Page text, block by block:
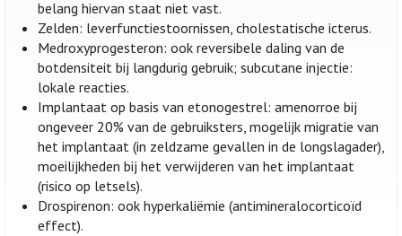
belang hiervan staat niet vast.
Zelden: leverfunctiestoornissen, cholestatische icterus.
Medroxyprogesteron: ook reversibele daling van de
botdensiteit bij langdurig gebruik; subcutane injectie:
lokale reacties.
Implantaat op basis van etonogestrel: amenorroe bij
ongeveer 20% van de gebruiksters, mogelijk migratie van
het implantaat (in zeldzame gevallen in de longslagader),
moeilijkheden bij het verwijderen van het implantaat
(risico op letsels).
Drospirenon: ook hyperkaliëmie (antimineralocorticoïd
effect).